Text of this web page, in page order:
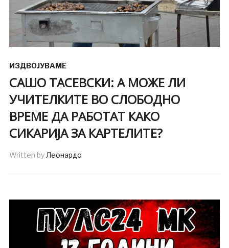
ИЗДВОЈУВАМЕ
САШО ТАСЕВСКИ: А МОЖЕ ЛИ
УЧИТЕЛКИТЕ ВО СЛОБОДНО
ВРЕМЕ ДА РАБОТАТ КАКО
СИКАРИЈА ЗА КАРТЕЛИТЕ?
Written byЛеонардо